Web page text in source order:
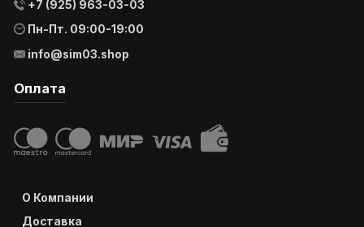
+7 (925) 963-03-03
Пн-Пт. 09:00-19:00
info@sim03.shop
Оплата
О Компании
Доставка